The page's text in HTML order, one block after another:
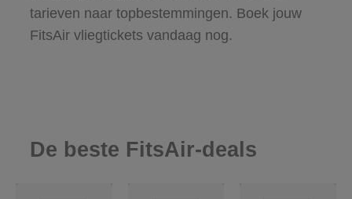
tarieven naar topbestemmingen. Boek jouw
FitsAir vliegtickets vandaag nog.
De beste FitsAir-deals